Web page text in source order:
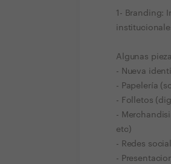
1- Branding:
Algunas
- Nueva
- Papelería
- Folletos
-
etc)
- Redes
-